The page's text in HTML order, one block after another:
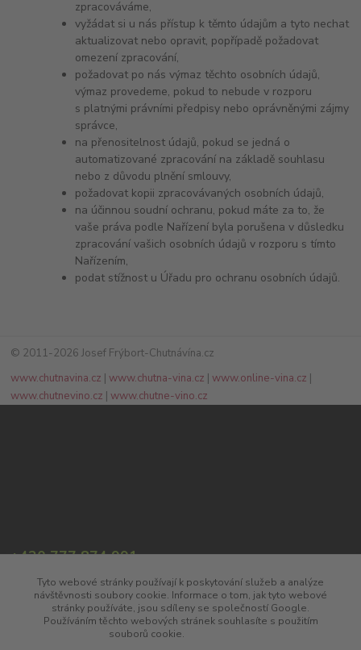
zpracováváme,
vyžádat si u nás přístup k těmto údajům a tyto nechat
aktualizovat nebo opravit, popřípadě požadovat
omezení zpracování,
požadovat po nás výmaz těchto osobních údajů,
výmaz provedeme, pokud to nebude v rozporu
s platnými právními předpisy nebo oprávněnými zájmy
správce,
na přenositelnost údajů, pokud se jedná o
automatizované zpracování na základě souhlasu
nebo z důvodu plnění smlouvy,
požadovat kopii zpracovávaných osobních údajů,
na účinnou soudní ochranu, pokud máte za to, že
vaše práva podle Nařízení byla porušena v důsledku
zpracování vašich osobních údajů v rozporu s tímto
Nařízením,
podat stížnost u Úřadu pro ochranu osobních údajů.
© 2011-2026 Josef Frýbort-Chutnávína.cz
www.chutnavina.cz |www.chutna-vina.cz |www.online-vina.cz |
www.chutnevino.cz |www.chutne-vino.cz
+420 777 874 991
info@chutnavina.cz
Tyto webové stránky používají k poskytování služeb a analýze
návštěvnosti soubory cookie. Informace o tom, jak tyto webové
stránky používáte, jsou sdíleny se společností Google.
Používáním těchto webových stránek souhlasíte s použitím
souborů cookie.